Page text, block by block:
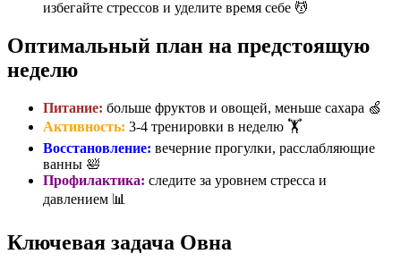
избегайте стрессов и уделите время себе 💆
Оптимальный план на предстоящую
неделю
Питание: больше фруктов и овощей, меньше сахара 🍏
Активность: 3-4 тренировки в неделю 🏋️
Восстановление: вечерние прогулки, расслабляющие
ванны 🛀
Профилактика: следите за уровнем стресса и
давлением 📊
Ключевая задача Овна